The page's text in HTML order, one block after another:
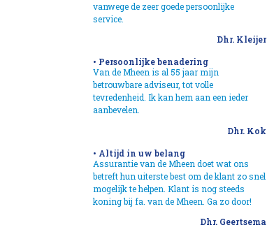
vanwege de zeer goede persoonlijke
service.
Dhr. Kleijer
• Persoonlijke benadering
Van de Mheen is al 55 jaar mijn
betrouwbare adviseur, tot volle
tevredenheid. Ik kan hem aan een ieder
aanbevelen.
Dhr. Kok
• Altijd in uw belang
Assurantie van de Mheen doet wat ons
betreft hun uiterste best om de klant zo snel
mogelijk te helpen. Klant is nog steeds
koning bij fa. van de Mheen. Ga zo door!
Dhr. Geertsema